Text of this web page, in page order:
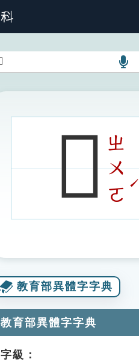
語
搜
圖
𠍬ㄓ
ㄨ
ㄛ
ˊ
教育部異體字字典
教育部異體字字典
字級：